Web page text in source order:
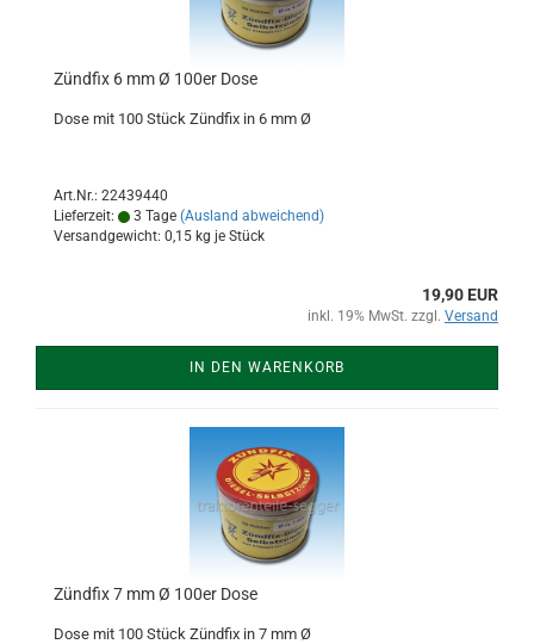
Zündfix 6 mm Ø 100er Dose
Dose mit 100 Stück Zündfix in 6 mm Ø
Art.Nr.: 22439440
Lieferzeit:
3 Tage (Ausland abweichend)
Versandgewicht: 0,15 kg je Stück
19,90 EUR
inkl. 19% MwSt. zzgl. Versand
IN DEN WARENKORB
Zündfix 7 mm Ø 100er Dose
Dose mit 100 Stück Zündfix in 7 mm Ø